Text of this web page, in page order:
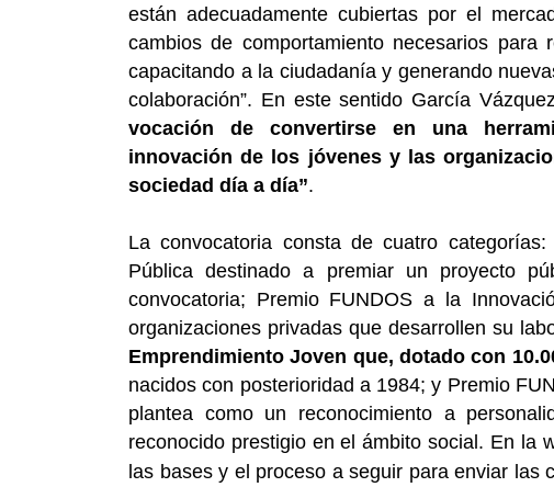
están adecuadamente cubiertas por el
cambios de comportamiento necesarios
capacitando a la ciudadanía y generando
colaboración”. En este sentido García
vocación de convertirse en una
innovación de los jóvenes y las
sociedad día a día”.
La convocatoria consta de cuatro
Pública destinado a premiar un proyecto
convocatoria; Premio FUNDOS a la
organizaciones privadas que desarrollen su
Emprendimiento Joven que, dotado con
nacidos con posterioridad a 1984; y Premio
plantea como un reconocimiento a
reconocido prestigio en el ámbito social. En la
las bases y el proceso a seguir para enviar las